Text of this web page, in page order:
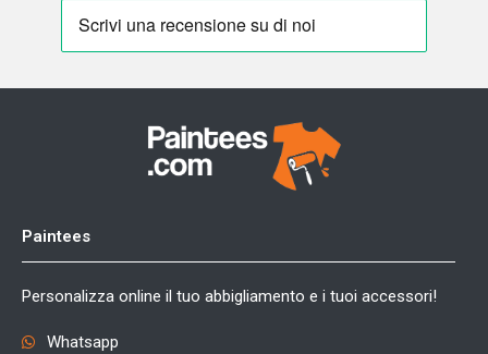
Paintees
Personalizza online il tuo abbigliamento e i tuoi accessori!
Whatsapp